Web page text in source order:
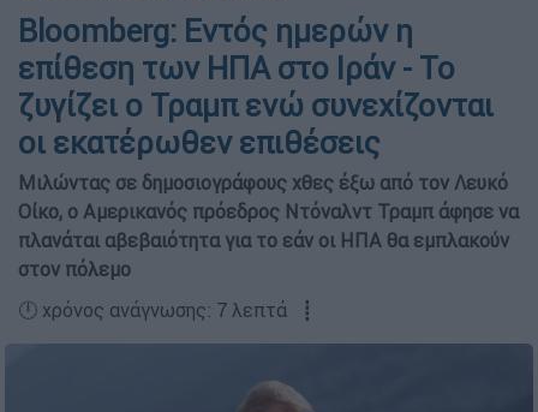
Bloomberg: Εντός ημερών η
επίθεση των ΗΠΑ στο Ιράν - To
ζυγίζει ο Τραμπ ενώ συνεχίζονται
οι εκατέρωθεν επιθέσεις
Μιλώντας σε δημοσιογράφους χθες έξω από τον Λευκό
Οίκο, ο Aμερικανός πρόεδρος Ντόναλντ Τραμπ άφησε να
πλανάται αβεβαιότητα για το εάν οι ΗΠΑ θα εμπλακούν
στον πόλεμο
🕛 χρόνος ανάγνωσης: 7 λεπτά ┋